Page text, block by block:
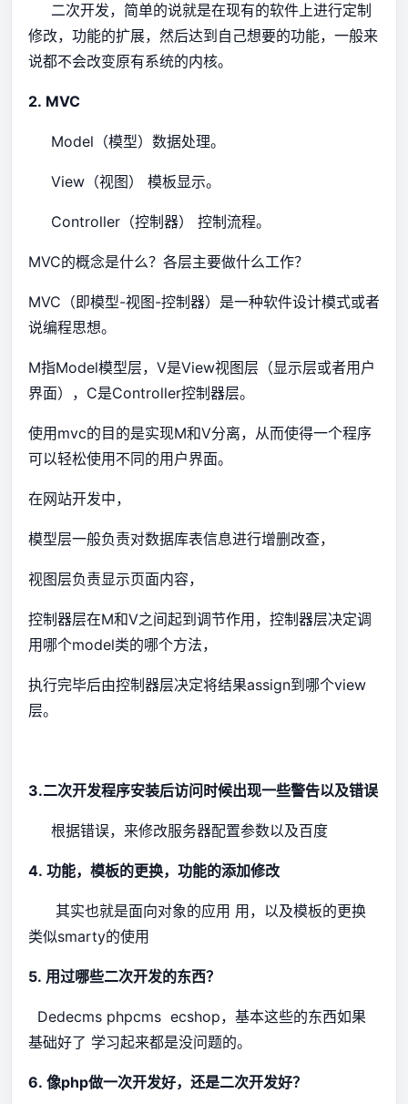
二次开发，简单的说就是在现有的软件上进行定制
修改，功能的扩展，然后达到自己想要的功能，一般来
说都不会改变原有系统的内核。
2. MVC
Model（模型）数据处理。
View（视图） 模板显示。
Controller（控制器） 控制流程。
MVC的概念是什么？各层主要做什么工作？
MVC（即模型-视图-控制器）是一种软件设计模式或者
说编程思想。
M指Model模型层，V是View视图层（显示层或者用户
界面），C是Controller控制器层。
使用mvc的目的是实现M和V分离，从而使得一个程序
可以轻松使用不同的用户界面。
在网站开发中，
模型层一般负责对数据库表信息进行增删改查，
视图层负责显示页面内容，
控制器层在M和V之间起到调节作用，控制器层决定调
用哪个model类的哪个方法，
执行完毕后由控制器层决定将结果assign到哪个view
层。
3.二次开发程序安装后访问时候出现一些警告以及错误
根据错误，来修改服务器配置参数以及百度
4. 功能，模板的更换，功能的添加修改
其实也就是面向对象的应用 用，以及模板的更换
类似smarty的使用
5. 用过哪些二次开发的东西？
Dedecms phpcms ecshop，基本这些的东西如果
基础好了 学习起来都是没问题的。
6. 像php做一次开发好，还是二次开发好？